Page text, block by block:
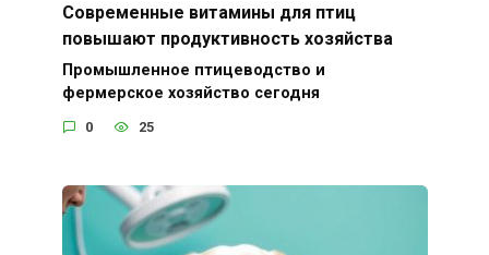
Современные витамины для птиц
повышают продуктивность хозяйства
Промышленное птицеводство и
фермерское хозяйство сегодня
0 25